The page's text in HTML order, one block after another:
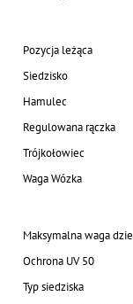
Pozycja leżąca
Siedzisko
Hamulec
Regulowana rączka
Trójkołowiec
Waga Wózka
Maksymalna waga
Ochrona UV 50
Typ siedziska